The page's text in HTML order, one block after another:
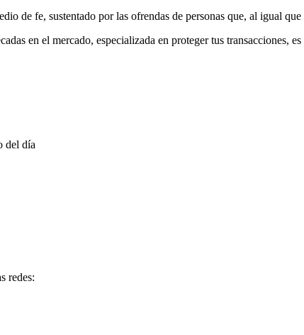
de fe, sustentado por las ofrendas de personas que, al igual
en el mercado, especializada en proteger tus transacciones,
del día
redes: